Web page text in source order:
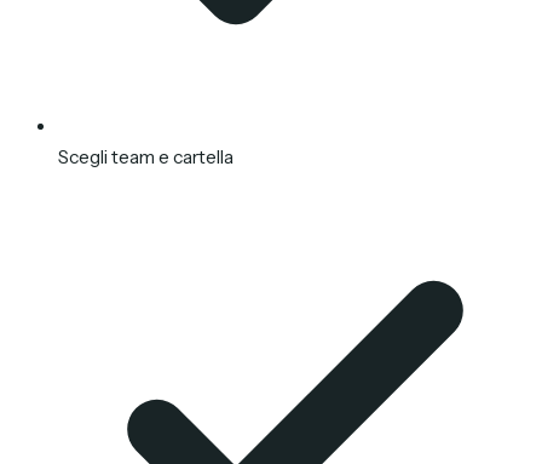
Scegli team e cartella